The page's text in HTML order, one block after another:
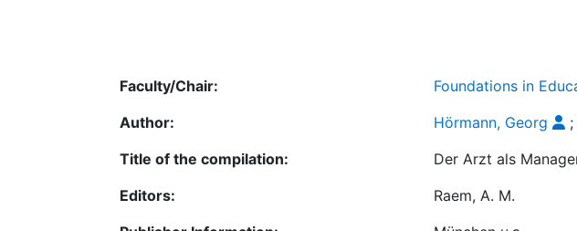
Faculty/Chair:
Foundations in
Author:
Hörmann, Georg ;
Title of the compilation:
Der Arzt als
Editors:
Raem, A. M.